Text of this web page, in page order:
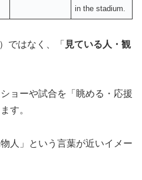
in the stadium.
ではなく、「 見ている人・観
ョーや試合を「眺める・応援
す。
人」という言葉が近いイメー